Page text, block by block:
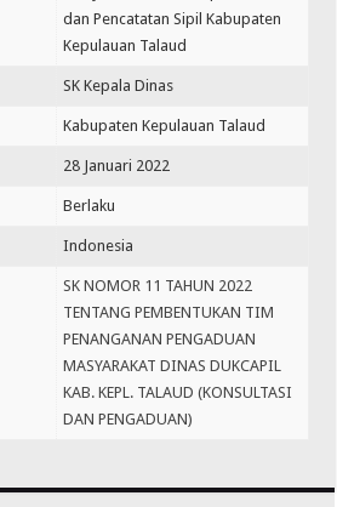
dan Pencatatan Sipil Kabupaten
Kepulauan Talaud
SK Kepala Dinas
Kabupaten Kepulauan Talaud
28 Januari 2022
Berlaku
Indonesia
SK NOMOR 11 TAHUN 2022
TENTANG PEMBENTUKAN TIM
PENANGANAN PENGADUAN
MASYARAKAT DINAS DUKCAPIL
KAB. KEPL. TALAUD (KONSULTASI
DAN PENGADUAN)